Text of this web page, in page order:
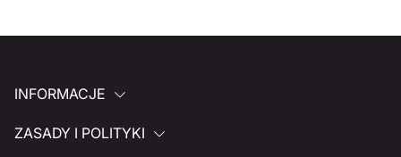
INFORMACJE
ZASADY I POLITYKI